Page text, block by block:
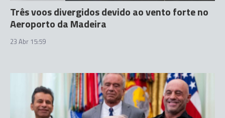
Três voos divergidos devido ao vento forte no
Aeroporto da Madeira
23 Abr 15:59